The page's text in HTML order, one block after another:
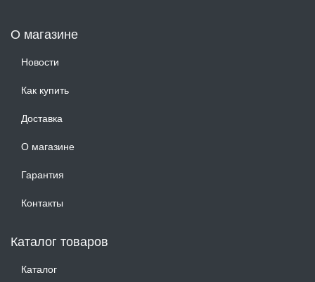
О магазине
Новости
Как купить
Доставка
О магазине
Гарантия
Контакты
Каталог товаров
Каталог